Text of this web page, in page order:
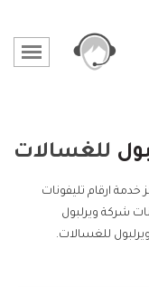
للغسالات
ارقام تليفونات
شركة ويرلبول
للغسالات.